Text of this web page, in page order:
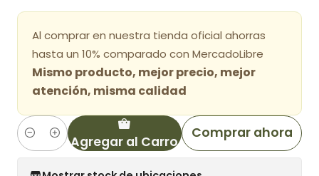
Al comprar en nuestra tienda oficial ahorras
hasta un 10% comparado con MercadoLibre
Mismo producto, mejor precio, mejor
atención, misma calidad
Cantidad Agregar al Carro
Comprar ahora